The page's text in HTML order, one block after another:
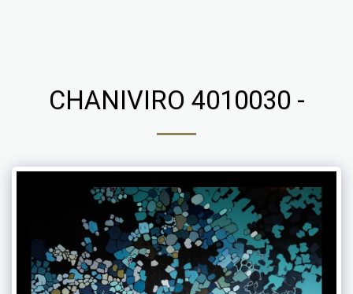
CHANIVIRO 4010030 -